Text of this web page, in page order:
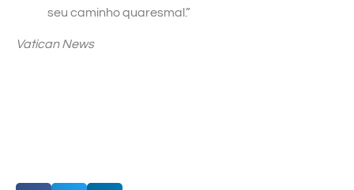
seu caminho quaresmal.”
Vatican News